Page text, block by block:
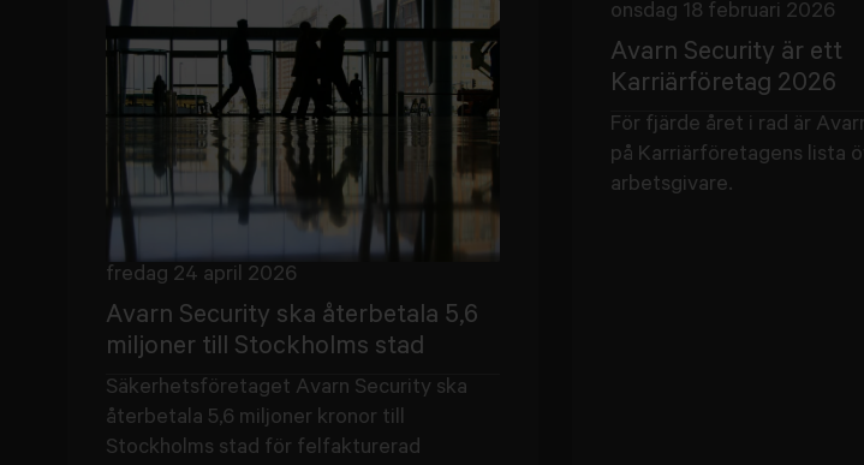
fredag 24 april 2026
Avarn Security ska återbetala 5,6
miljoner till Stockholms stad
Säkerhetsföretaget Avarn Security ska
återbetala 5,6 miljoner kronor till
Stockholms stad för felfakturerad
onsdag 18 februari 2026
Avarn Security är ett
Karriärföretag 2026
För fjärde året i rad är
på Karriärföretagens lista
arbetsgivare.